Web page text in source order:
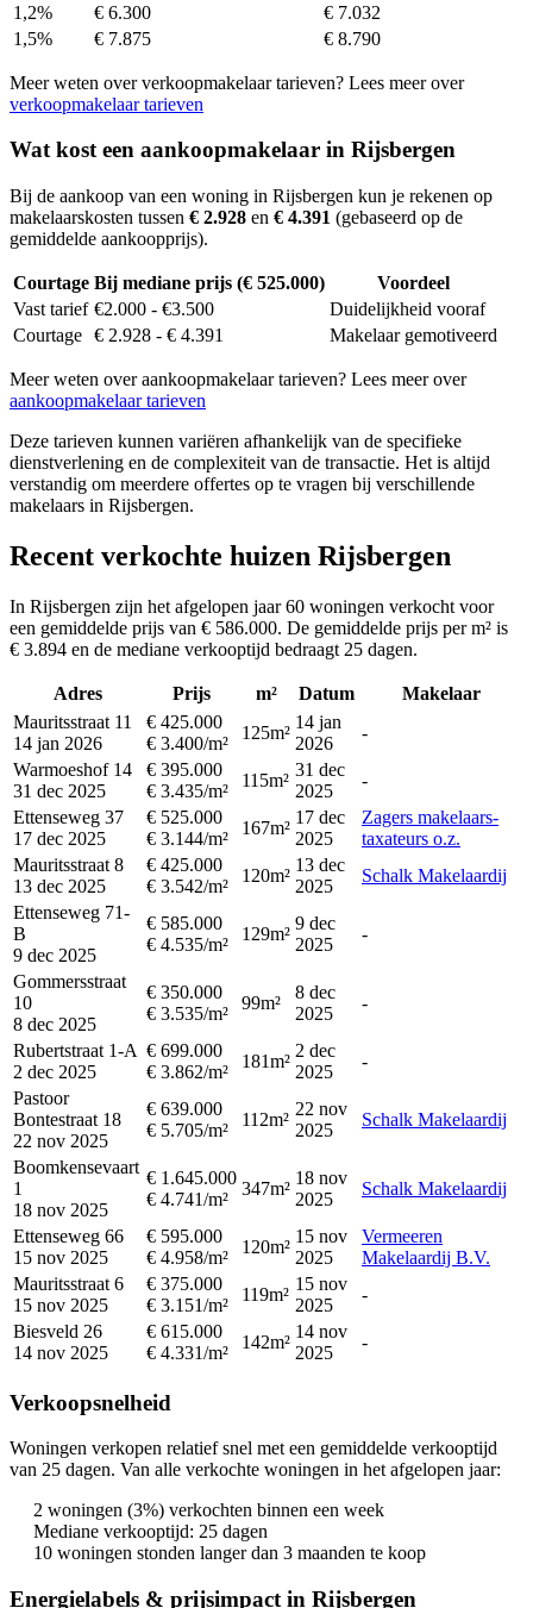
1,2%
€ 6.300
€ 7.032
1,5%
€ 7.875 € 8.790
Meer weten over verkoopmakelaar tarieven? Lees meer over
verkoopmakelaar tarieven
Wat kost een aankoopmakelaar in Rijsbergen
Bij de aankoop van een woning in Rijsbergen kun je rekenen op
makelaarskosten tussen € 2.928 en € 4.391 (gebaseerd op de
gemiddelde aankoopprijs).
Courtage Bij mediane prijs (€ 525.000)
Voordeel
Vast tarief €2.000 - €3.500
Duidelijkheid vooraf
Courtage € 2.928 - € 4.391 Makelaar gemotiveerd
Meer weten over aankoopmakelaar tarieven? Lees meer over
aankoopmakelaar tarieven
Deze tarieven kunnen variëren afhankelijk van de specifieke
dienstverlening en de complexiteit van de transactie. Het is altijd
verstandig om meerdere offertes op te vragen bij verschillende
makelaars in Rijsbergen.
Recent verkochte huizen Rijsbergen
In Rijsbergen zijn het afgelopen jaar 60 woningen verkocht voor
een gemiddelde prijs van € 586.000. De gemiddelde prijs per m² is
€ 3.894 en de mediane verkooptijd bedraagt 25 dagen.
Adres Prijs m² Datum
Makelaar
Mauritsstraat 11
14 jan 2026
€ 425.000
€ 3.400/m²
125m²
14 jan
2026
-
Warmoeshof 14
31 dec 2025
€ 395.000
€ 3.435/m²
115m²
31 dec
2025
-
Ettenseweg 37
17 dec 2025
€ 525.000
€ 3.144/m²
167m²
17 dec
2025
Zagers makelaars-
taxateurs o.z.
Mauritsstraat 8
13 dec 2025
€ 425.000
€ 3.542/m²
120m²
13 dec
2025
Schalk Makelaardij
Ettenseweg 71-
B
9 dec 2025
€ 585.000
€ 4.535/m²
129m²
9 dec
2025
-
Gommersstraat
10
8 dec 2025
€ 350.000
€ 3.535/m²
99m²
8 dec
2025
-
Rubertstraat 1-A
2 dec 2025
€ 699.000
€ 3.862/m²
181m²
2 dec
2025
-
Pastoor
Bontestraat 18
22 nov 2025
€ 639.000
€ 5.705/m²
112m²
22 nov
2025
Schalk Makelaardij
Boomkensevaart
1
18 nov 2025
€ 1.645.000
€ 4.741/m²
347m²
18 nov
2025
Schalk Makelaardij
Ettenseweg 66
15 nov 2025
€ 595.000
€ 4.958/m²
120m²
15 nov
2025
Vermeeren
Makelaardij B.V.
Mauritsstraat 6
15 nov 2025
€ 375.000
€ 3.151/m²
119m²
15 nov
2025
-
Biesveld 26
14 nov 2025
€ 615.000
€ 4.331/m²
142m²
14 nov
2025
-
Verkoopsnelheid
Woningen verkopen relatief snel met een gemiddelde verkooptijd
van 25 dagen. Van alle verkochte woningen in het afgelopen jaar:
2 woningen (3%) verkochten binnen een week
Mediane verkooptijd: 25 dagen
10 woningen stonden langer dan 3 maanden te koop
Energielabels & prijsimpact in Rijsbergen